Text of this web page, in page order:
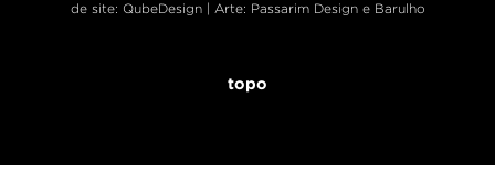
de site: QubeDesign | Arte: Passarim Design e Barulho
topo